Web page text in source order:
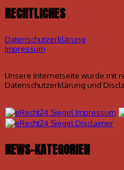
RECHTLICHES
Datenschutzerklärung
Impressum
Unsere Internetseite wurde mit
Datenschutzerklärung und
NEWS-KATEGORIEN